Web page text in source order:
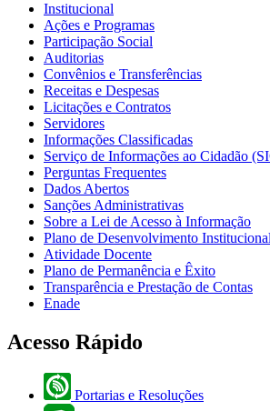
Institucional
Ações e Programas
Participação Social
Auditorias
Convênios e Transferências
Receitas e Despesas
Licitações e Contratos
Servidores
Informações Classificadas
Serviço de Informações ao Cidadão
Perguntas Frequentes
Dados Abertos
Sanções Administrativas
Sobre a Lei de Acesso à Informação
Plano de Desenvolvimento
Atividade Docente
Plano de Permanência e Êxito
Transparência e Prestação de Contas
Enade
Acesso Rápido
Portarias e Resoluções